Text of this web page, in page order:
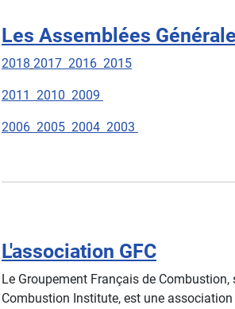
Les Assemblées
2018 2017 2016 2015
2011 2010 2009
2006 2005 2004 2003
L'association GFC
Le Groupement Français de
Combustion Institute, est une